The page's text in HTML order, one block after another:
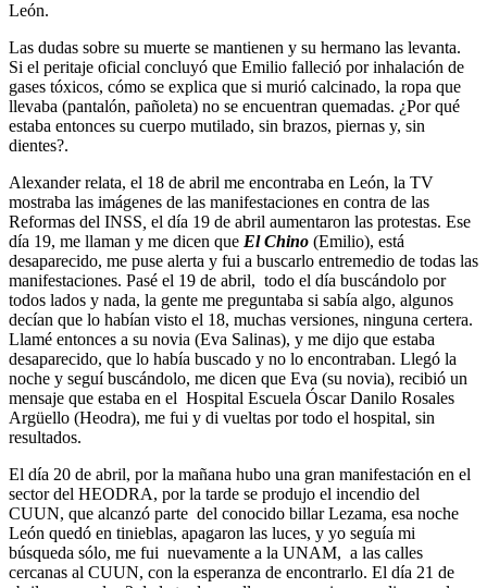
León.
Las dudas sobre su muerte se mantienen y su hermano las levanta.
Si el peritaje oficial concluyó que Emilio falleció por inhalación de
gases tóxicos, cómo se explica que si murió calcinado, la ropa que
llevaba (pantalón, pañoleta) no se encuentran quemadas. ¿Por qué
estaba entonces su cuerpo mutilado, sin brazos, piernas y, sin
dientes?.
Alexander relata, el 18 de abril me encontraba en León, la TV
mostraba las imágenes de las manifestaciones en contra de las
Reformas del INSS el día 19 de abril aumentaron las protestas. Ese
día 19, me llaman y me dicen que El Chino (Emilio), está
desaparecido, me puse alerta y fui a buscarlo entremedio de todas las
manifestaciones. Pasé el 19 de abril, todo el día buscándolo por
todos lados y nada, la gente me preguntaba si sabía algo, algunos
decían que lo habían visto el 18, muchas versiones, ninguna certera.
Llamé entonces a su novia (Eva Salinas), y me dijo que estaba
desaparecido, que lo había buscado y no lo encontraban. Llegó la
noche y seguí buscándolo, me dicen que Eva (su novia), recibió un
mensaje que estaba en el Hospital Escuela Óscar Danilo Rosales
Argüello (Heodra), me fui y di vueltas por todo el hospital, sin
resultados.
El día 20 de abril, por la mañana hubo una gran manifestación en el
sector del HEODRA, por la tarde se produjo el incendio del
CUUN, que alcanzó parte del conocido billar Lezama, esa noche
León quedó en tinieblas, apagaron las luces, y yo seguía mi
búsqueda sólo, me fui nuevamente a la UNAM, a las calles
cercanas al CUUN, con la esperanza de encontrarlo. El día 21 de